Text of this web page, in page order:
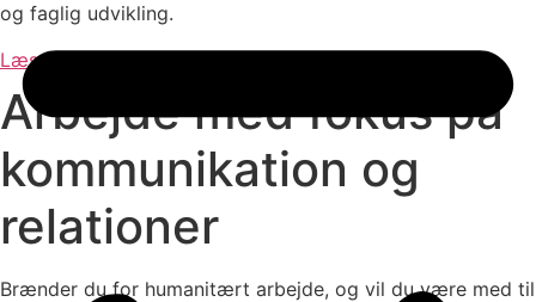
og faglig udvikling.
Læs mere
Arbejde med fokus på
kommunikation og
relationer
Brænder du for humanitært arbejde, og vil du være med til